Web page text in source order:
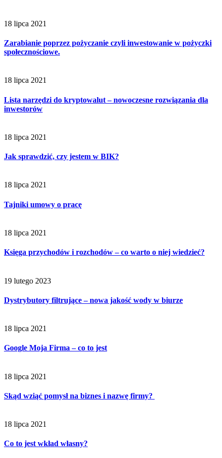
18 lipca 2021
Zarabianie poprzez pożyczanie czyli inwestowanie w pożyczki
społecznościowe.
18 lipca 2021
Lista narzędzi do kryptowalut – nowoczesne rozwiązania dla
inwestorów
18 lipca 2021
Jak sprawdzić, czy jestem w BIK?
18 lipca 2021
Tajniki umowy o pracę
18 lipca 2021
Księga przychodów i rozchodów – co warto o niej wiedzieć?
19 lutego 2023
Dystrybutory filtrujące – nowa jakość wody w biurze
18 lipca 2021
Google Moja Firma – co to jest
18 lipca 2021
Skąd wziąć pomysł na biznes i nazwę firmy?
18 lipca 2021
Co to jest wkład własny?